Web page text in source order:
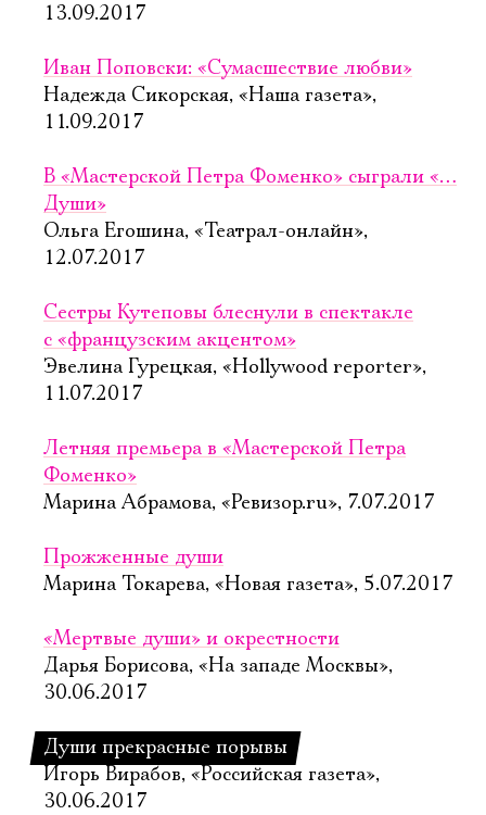
13.09.2017
Иван Поповски: «Сумасшествие любви»
Надежда Сикорская, «Наша газета»,
11.09.2017
В «Мастерской Петра Фоменко» сыграли «…
Души»
Ольга Егошина, «Театрал-онлайн»,
12.07.2017
Сестры Кутеповы блеснули в спектакле
с «французским акцентом»
Эвелина Гурецкая, «Hollywood reporter»,
11.07.2017
Летняя премьера в «Мастерской Петра
Фоменко»
Марина Абрамова, «Ревизор.ru», 7.07.2017
Прожженные души
Марина Токарева, «Новая газета», 5.07.2017
«Мертвые души» и окрестности
Дарья Борисова, «На западе Москвы»,
30.06.2017
Души прекрасные порывы
Игорь Вирабов, «Российская газета»,
30.06.2017